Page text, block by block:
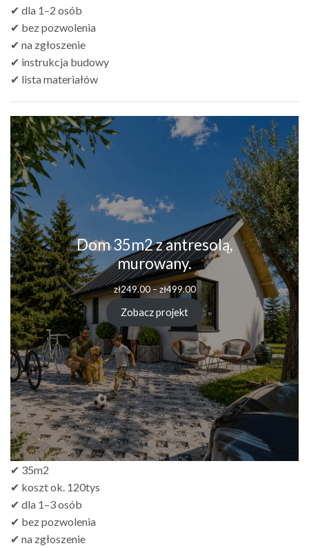
✔ dla 1–2 osób
✔ bez pozwolenia
✔ na zgłoszenie
✔ instrukcja budowy
✔ lista materiałów
Dom 35m2 z antresolą,
murowany.
zł249.00–zł499.00Zakres
cen:
od
zł249.00
do
zł499.00
Zobacz projekt
✔ 35m2
✔ koszt ok. 120tys
✔ dla 1–3 osób
✔ bez pozwolenia
✔ na zgłoszenie